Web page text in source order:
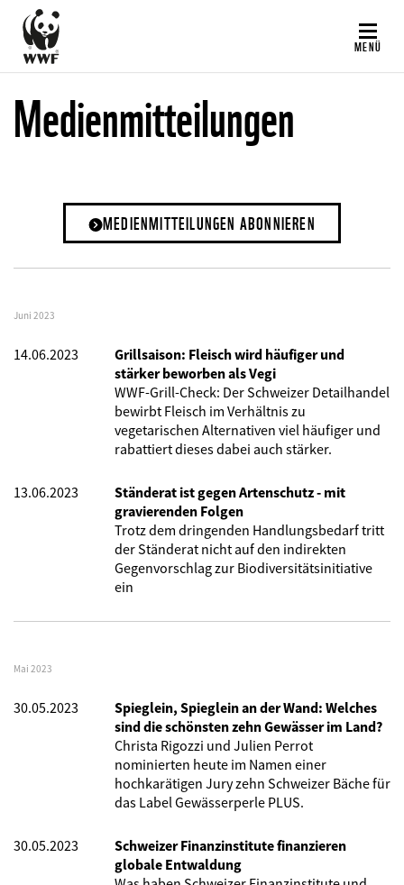
Direkt
zum
Inhalt
MENÜ
Medienmitteilungen
MEDIENMITTEILUNGEN ABONNIEREN
Juni 2023
14.06.2023
Grillsaison: Fleisch wird häufiger und
stärker beworben als Vegi
WWF-Grill-Check: Der Schweizer Detailhandel
bewirbt Fleisch im Verhältnis zu
vegetarischen Alternativen viel häufiger und
rabattiert dieses dabei auch stärker.
13.06.2023
Ständerat ist gegen Artenschutz - mit
gravierenden Folgen
Trotz dem dringenden Handlungsbedarf tritt
der Ständerat nicht auf den indirekten
Gegenvorschlag zur Biodiversitätsinitiative
ein
Mai 2023
30.05.2023
Spieglein, Spieglein an der Wand: Welches
sind die schönsten zehn Gewässer im Land?
Christa Rigozzi und Julien Perrot
nominierten heute im Namen einer
hochkarätigen Jury zehn Schweizer Bäche für
das Label Gewässerperle PLUS.
30.05.2023
Schweizer Finanzinstitute finanzieren
globale Entwaldung